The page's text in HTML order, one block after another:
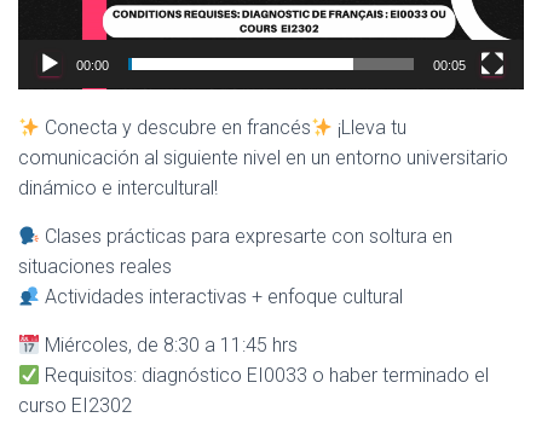
00:00 00:05
Conecta y descubre en francés
¡Lleva tu
comunicación al siguiente nivel en un entorno universitario
dinámico e intercultural!
Clases prácticas para expresarte con soltura en
situaciones reales
Actividades interactivas + enfoque cultural
Miércoles, de 8:30 a 11:45 hrs
Requisitos: diagnóstico EI0033 o haber terminado el
curso EI2302